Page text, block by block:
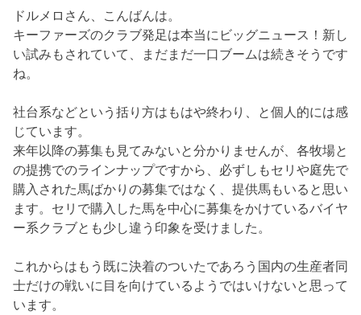
ドルメロさん、こんばんは。
キーファーズのクラブ発足は本当にビッグニュース！新し
い試みもされていて、まだまだ一口ブームは続きそうです
ね。
社台系などという括り方はもはや終わり、と個人的には感
じています。
来年以降の募集も見てみないと分かりませんが、各牧場と
の提携でのラインナップですから、必ずしもセリや庭先で
購入された馬ばかりの募集ではなく、提供馬もいると思い
ます。セリで購入した馬を中心に募集をかけているバイヤ
ー系クラブとも少し違う印象を受けました。
これからはもう既に決着のついたであろう国内の生産者同
士だけの戦いに目を向けているようではいけないと思って
います。